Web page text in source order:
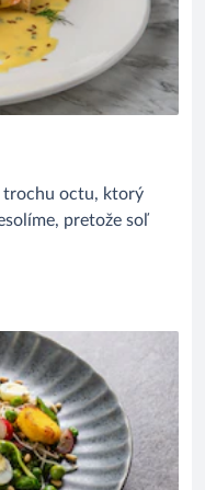
trochu octu, ktorý
pretože soľ